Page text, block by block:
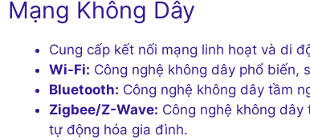
Mạng Không Dây
Cung cấp kết nối mạng linh hoạt và di
Wi-Fi: Công nghệ không dây phổ biến,
Bluetooth: Công nghệ không dây tầm
Zigbee/Z-Wave: Công nghệ không
tự động hóa gia đình.